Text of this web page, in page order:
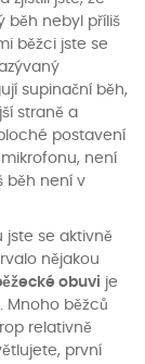
běh nebyl příliš
běžci jste se
supinační běh,
straně a
postavení
není
běh není v
jste se aktivně
nějakou
obuvi je
Mnoho běžců
relativně
první